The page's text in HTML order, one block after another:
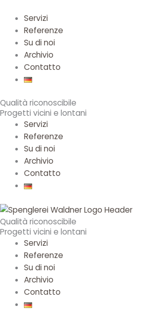
Servizi
Referenze
Su di noi
Archivio
Contatto
Qualità riconoscibile
Progetti vicini e lontani
Servizi
Referenze
Su di noi
Archivio
Contatto
Qualità riconoscibile
Progetti vicini e lontani
Servizi
Referenze
Su di noi
Archivio
Contatto